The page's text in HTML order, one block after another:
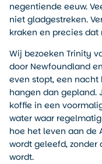
negentiende eeuw.
niet gladgestreken.
kraken en precies dat
Wij bezoeken Trinity
door Newfoundland
even stopt, een
hangen dan gepland.
koffie in een
water waar
hoe het leven aan de
wordt geleefd,
wordt.